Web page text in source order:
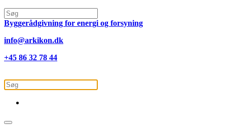
Byggerådgivning for energi og forsyning
info@arkikon.dk
+45 86 32 78 44